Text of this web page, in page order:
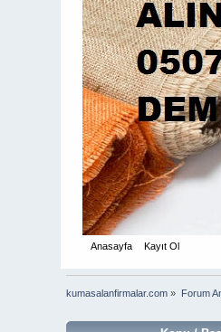
Anasayfa Kayıt Ol
kumasalanfirmalar.com » Forum